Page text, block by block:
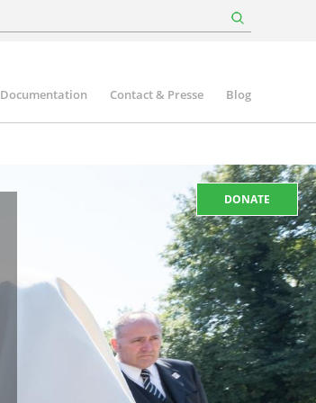
Documentation Contact & Presse Blog
DONATE